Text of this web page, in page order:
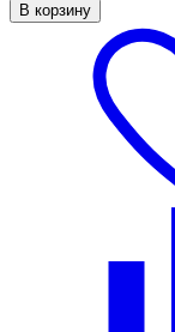
В корзину